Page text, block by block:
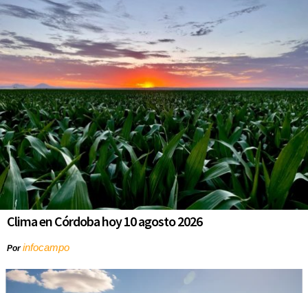
Clima en Córdoba hoy 10 agosto 2026
Porinfocampo